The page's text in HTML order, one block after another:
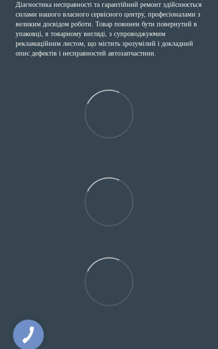
Діагностика несправності та гарантійний ремонт здійснюється
силами нашого власного сервісного центру, професіоналами з
великим досвідом роботи. Товар повинен бути повернутий в
упаковці, в товарному вигляді, з супроводжуючим
рекламаційним листом, що містить зрозумілий і докладний
опис дефектів і несправностей автозапчастини.